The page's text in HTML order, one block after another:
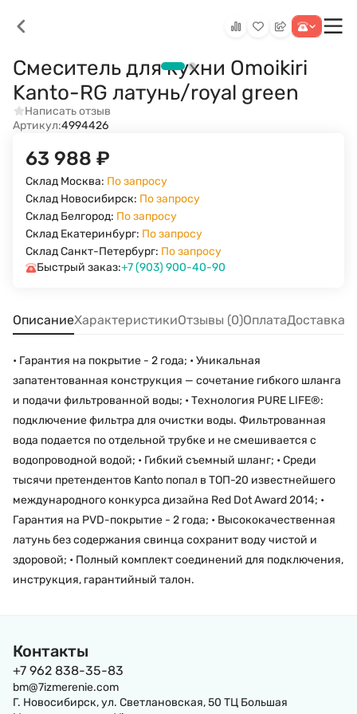
Смеситель для кухни Omoikiri
Kanto-RG латунь/royal green
Написать отзыв
Артикул:4994426
63 988 ₽
Склад Москва: По запросу
Склад Новосибирск: По запросу
Склад Белгород: По запросу
Склад Екатеринбург: По запросу
Склад Санкт-Петербург: По запросу
Быстрый заказ:+7 (903) 900-40-90
ОписаниеХарактеристикиОтзывы (0)ОплатаДоставка
• Гарантия на покрытие - 2 года; • Уникальная
запатентованная конструкция — сочетание гибкого шланга
и подачи фильтрованной воды; • Технология PURE LIFE®:
подключение фильтра для очистки воды. Фильтрованная
вода подается по отдельной трубке и не смешивается с
водопроводной водой; • Гибкий съемный шланг; • Среди
тысячи претендентов Kanto попал в ТОП-20 известнейшего
международного конкурса дизайна Red Dot Award 2014; •
Гарантия на PVD-покрытие - 2 года; • Высококачественная
латунь без содержания свинца сохранит воду чистой и
здоровой; • Полный комплект соединений для подключения,
инструкция, гарантийный талон.
Контакты
+7 962 838-35-83
bm@7izmerenie.com
Г. Новосибирск, ул. Светлановская, 50 ТЦ Большая